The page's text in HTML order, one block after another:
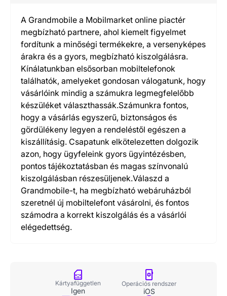
A Grandmobile a Mobilmarket online piactér
megbízható partnere, ahol kiemelt figyelmet
fordítunk a minőségi termékekre, a versenyképes
árakra és a gyors, megbízható kiszolgálásra.
Kínálatunkban elsősorban mobiltelefonok
találhatók, amelyeket gondosan válogatunk, hogy
vásárlóink mindig a számukra legmegfelelőbb
készüléket választhassák.Számunkra fontos,
hogy a vásárlás egyszerű, biztonságos és
gördülékeny legyen a rendeléstől egészen a
kiszállításig. Csapatunk elkötelezetten dolgozik
azon, hogy ügyfeleink gyors ügyintézésben,
pontos tájékoztatásban és magas színvonalú
kiszolgálásban részesüljenek.Válaszd a
Grandmobile-t, ha megbízható webáruházból
szeretnél új mobiltelefont vásárolni, és fontos
számodra a korrekt kiszolgálás és a vásárlói
elégedettség.
Kártyafüggetlen
Igen
Operációs rendszer
iOS